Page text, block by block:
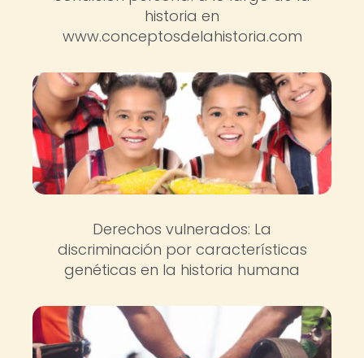
historia en
www.conceptosdelahistoria.com
Derechos vulnerados: La
discriminación por características
genéticas en la historia humana